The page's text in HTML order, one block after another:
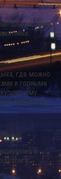
блюда, такие
где можно
и горными
отдыха до
в
и